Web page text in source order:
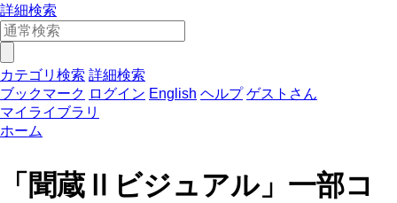
詳細検索
カテゴリ検索 詳細検索
ブックマーク ログイン English ヘルプ ゲストさん
マイライブラリ
ホーム
「聞蔵Ⅱビジュアル」一部コ